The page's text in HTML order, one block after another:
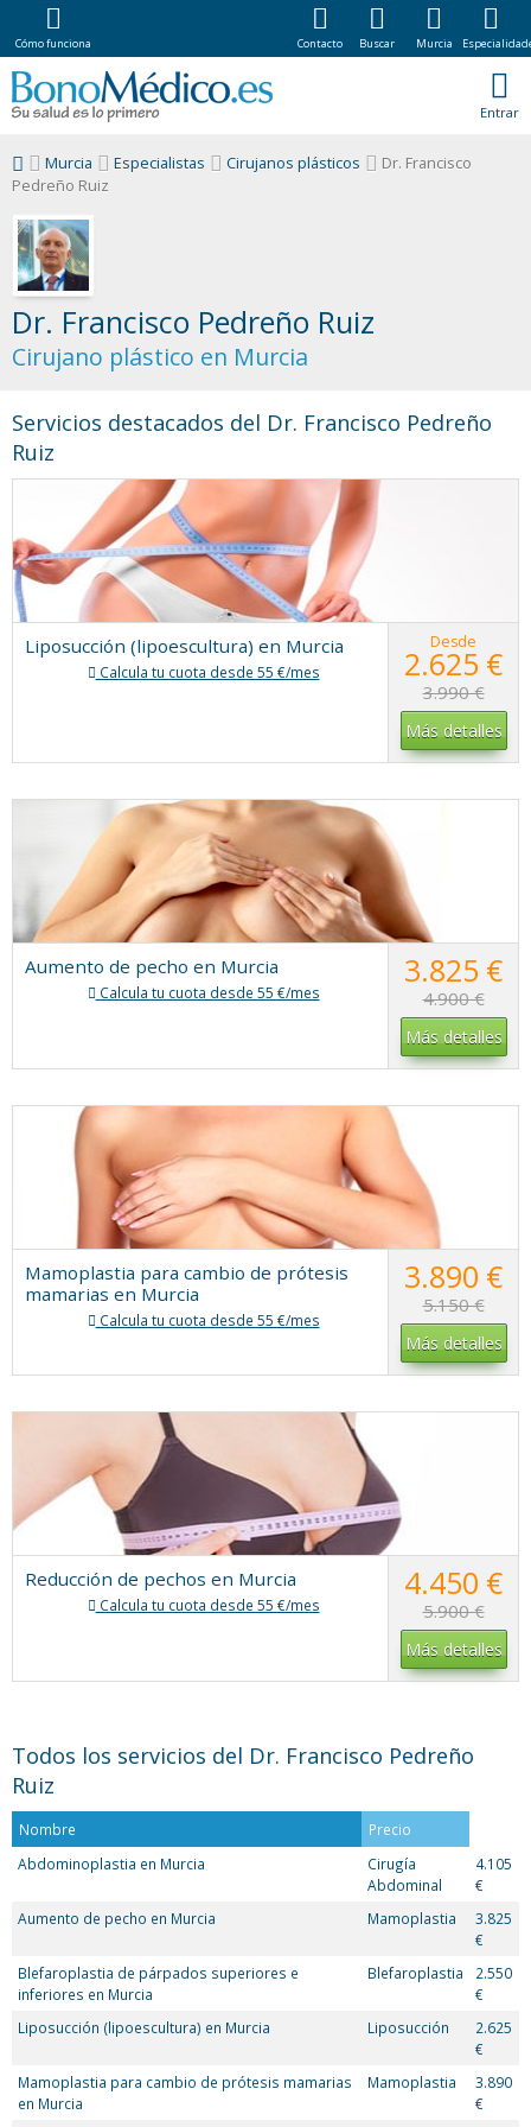
Entrar
Murcia Especialistas Cirujanos plásticos
Dr. Francisco
Pedreño Ruiz
Dr. Francisco Pedreño Ruiz
Cirujano plástico en Murcia
Servicios destacados del Dr. Francisco Pedreño
Ruiz
Liposucción (lipoescultura) en Murcia
Calcula tu cuota desde 55 €/mes
Desde
2.625 €
3.990 €
Más detalles
Aumento de pecho en Murcia
Calcula tu cuota desde 55 €/mes
3.825 €
4.900 €
Más detalles
Mamoplastia para cambio de prótesis
mamarias en Murcia
Calcula tu cuota desde 55 €/mes
3.890 €
5.150 €
Más detalles
Reducción de pechos en Murcia
Calcula tu cuota desde 55 €/mes
4.450 €
5.900 €
Más detalles
Todos los servicios del Dr. Francisco Pedreño
Ruiz
Nombre
Precio
Abdominoplastia en Murcia
Cirugía
Abdominal
4.105
€
Aumento de pecho en Murcia
Mamoplastia
3.825
€
Blefaroplastia de párpados superiores e
inferiores en Murcia
Blefaroplastia
2.550
€
Liposucción (lipoescultura) en Murcia
Liposucción
2.625
€
Mamoplastia para cambio de prótesis mamarias
en Murcia
Mamoplastia
3.890
€
Cómo funciona Contacto Buscar Murcia